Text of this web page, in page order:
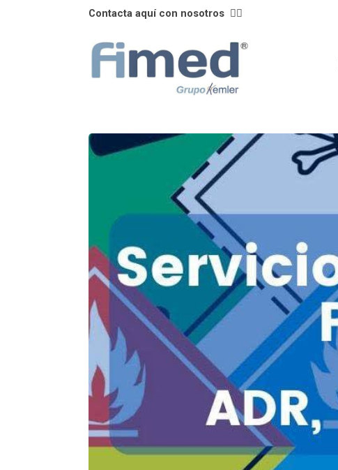
Contacta aquí con nosotros 👈🏼